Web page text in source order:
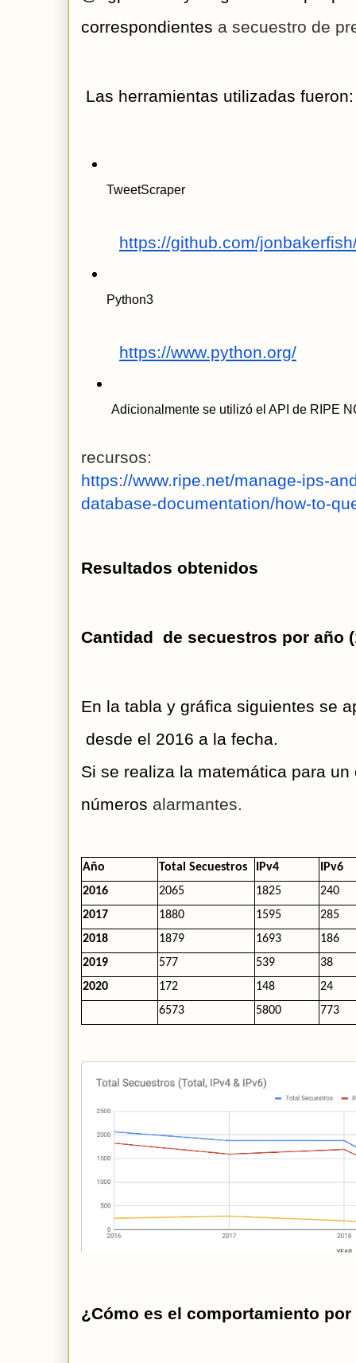
correspondientes a secuestro de
Las herramientas utilizadas fueron:
TweetScraper
https://github.com/
Python3
https://www.python.org/
Adicionalmente se utilizó el API de RIPE
recursos:
https://www.ripe.net/manage-ips-
database-documentation/how-to-
Resultados obtenidos
Cantidad  de secuestros por año
En la tabla y gráfica siguientes se
desde el 2016 a la fecha.
Si se realiza la matemática para
números alarmantes.
Año Total Secuestros IPv4
IPv6
2016
2065 1825
240
2017
1880 1595
285
2018
1879 1693
186
2019
577 539
38
2020
172 148
24
6573
5800 773
¿Cómo es el comportamiento